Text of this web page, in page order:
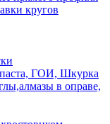
кругов
паста, ГОИ, Шкурка
в оправе,